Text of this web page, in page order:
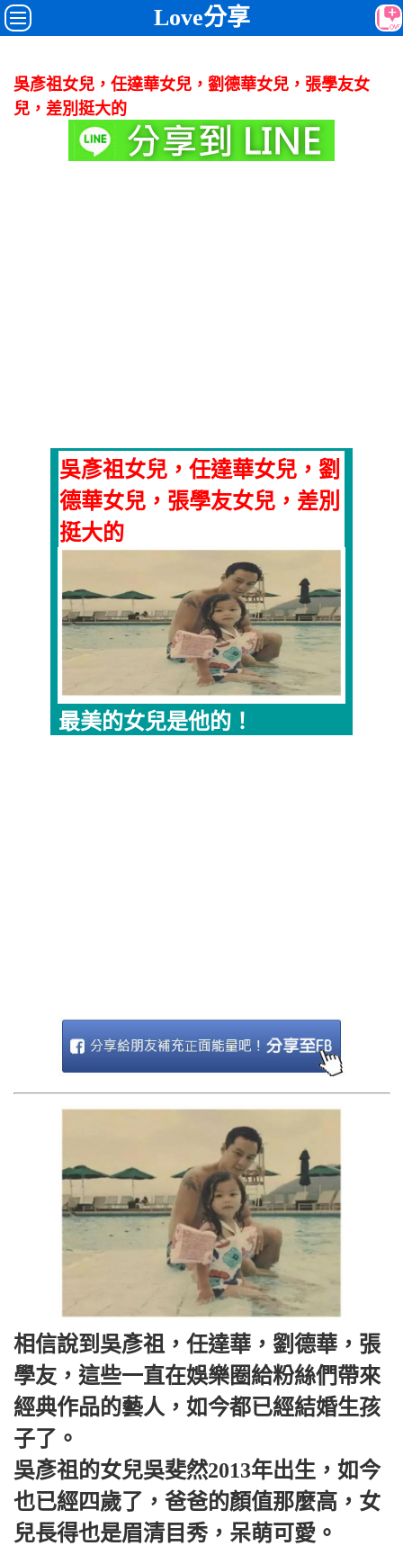
Love分享
吳彥祖女兒，任達華女兒，劉德華女兒，張學友女
兒，差別挺大的
吳彥祖女兒，任達華女兒，劉
德華女兒，張學友女兒，差別
挺大的
最美的女兒是他的！
相信說到吳彥祖，任達華，劉德華，張
學友，這些一直在娛樂圈給粉絲們帶來
經典作品的藝人，如今都已經結婚生孩
子了。
吳彥祖的女兒吳斐然2013年出生，如今
也已經四歲了，爸爸的顏值那麼高，女
兒長得也是眉清目秀，呆萌可愛。